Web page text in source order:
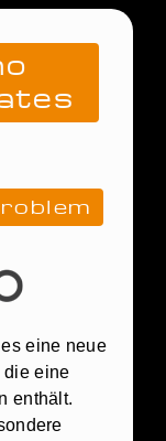
eine neue
die eine
enthält.